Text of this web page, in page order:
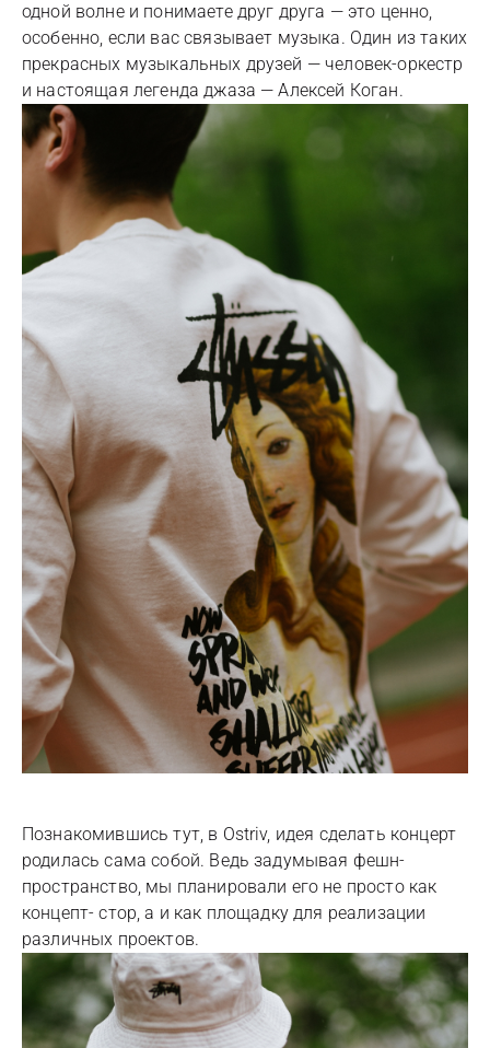
одной волне и понимаете друг друга — это ценно,
особенно, если вас связывает музыка. Один из таких
прекрасных музыкальных друзей — человек-оркестр
и настоящая легенда джаза — Алексей Коган.
Познакомившись тут, в Ostriv, идея сделать концерт
родилась сама собой. Ведь задумывая фешн-
пространство, мы планировали его не просто как
концепт- стор, а и как площадку для реализации
различных проектов.